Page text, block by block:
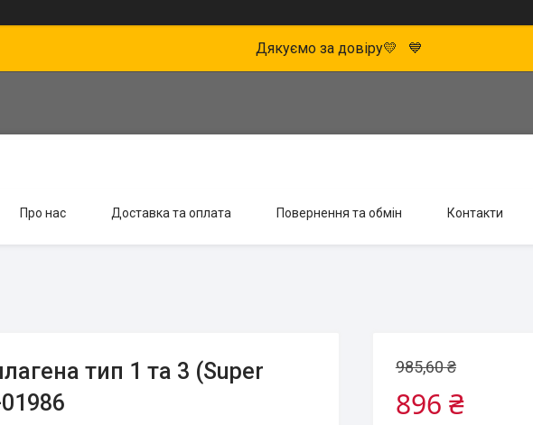
Дякуємо за довіру💛 💙
Про нас Доставка та оплата Повернення та обмін Контакти
тип 1 та 3 (Super
985,60 ₴
896 ₴